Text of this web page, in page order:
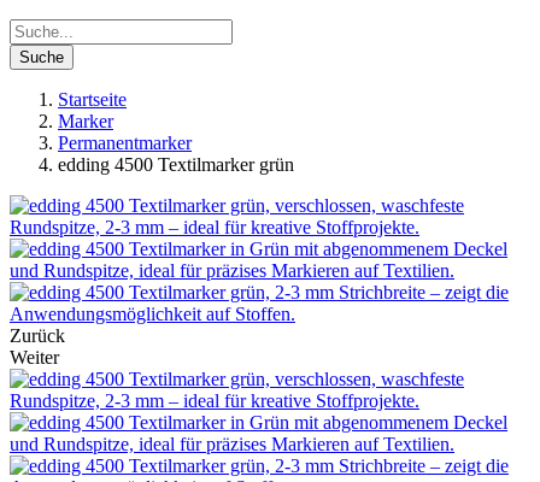
Suche
Startseite
Marker
Permanentmarker
edding 4500 Textilmarker grün
Zurück
Weiter